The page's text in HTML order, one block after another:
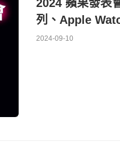
2024 蘋果發表
列、Apple
2024-09-10